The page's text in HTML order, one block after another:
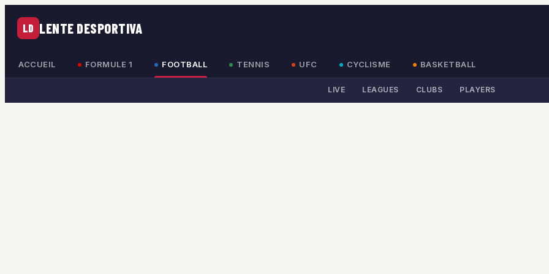
LD LENTE DESPORTIVA
ACCUEIL FORMULE 1 FOOTBALL TENNIS UFC CYCLISME BASKETBALL
LIVE LEAGUES CLUBS PLAYERS